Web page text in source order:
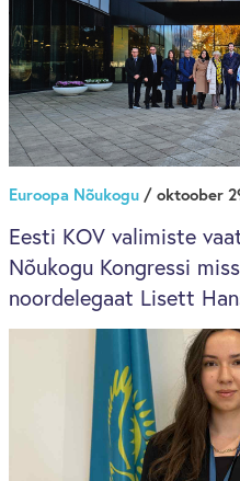
Euroopa Nõukogu/ oktoober
Eesti KOV valimiste
Nõukogu Kongressi
noordelegaat Lisett